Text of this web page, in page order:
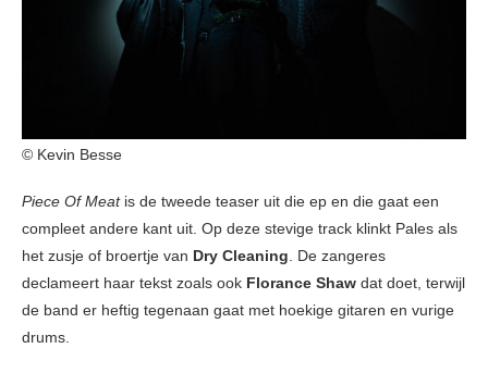
© Kevin Besse
Piece Of Meatis de tweede teaser uit die ep en die gaat een
compleet andere kant uit. Op deze stevige track klinkt Pales als
het zusje of broertje van Dry Cleaning. De zangeres
declameert haar tekst zoals ook Florance Shaw dat doet, terwijl
de band er heftig tegenaan gaat met hoekige gitaren en vurige
drums.